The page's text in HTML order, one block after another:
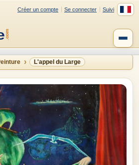
Créer un compte Se connecter Suivi
L'appel du Large